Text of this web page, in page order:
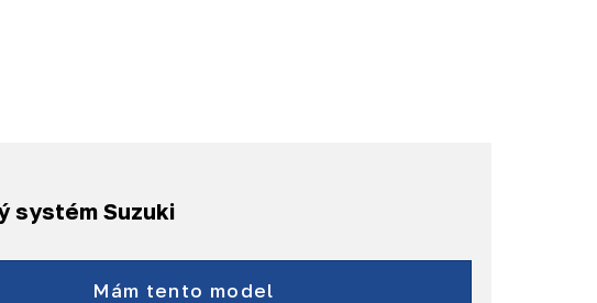
systém Suzuki
Vitara
a ďalšie...
Mám tento model